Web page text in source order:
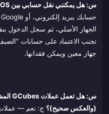
س: هل يمكنني نقل حسابي بين iOS وAndroid؟
الجهاز الأصلي، ثم سجل الدخول
جهاز معين ويمكن فقدانها.
(والعكس صحيح)؟